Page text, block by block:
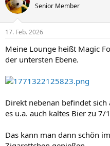
Senior Member
17. Feb. 2026
Meine Lounge heißt Magic
der untersten Ebene.
Direkt nebenan befindet
es u.a. auch kaltes Bier zu 7/
Das kann man dann schön